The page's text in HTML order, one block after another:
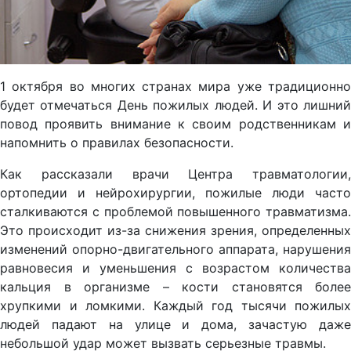
1 октября во многих странах мира уже традиционно
будет отмечаться День пожилых людей. И это лишний
повод проявить внимание к своим родственникам и
напомнить о правилах безопасности.
Как рассказали врачи Центра травматологии,
ортопедии и нейрохирургии, пожилые люди часто
сталкиваются с проблемой повышенного травматизма.
Это происходит из-за снижения зрения, определенных
изменений опорно-двигательного аппарата, нарушения
равновесия и уменьшения с возрастом количества
кальция в организме – кости становятся более
хрупкими и ломкими. Каждый год тысячи пожилых
людей падают на улице и дома, зачастую даже
небольшой удар может вызвать серьезные травмы.